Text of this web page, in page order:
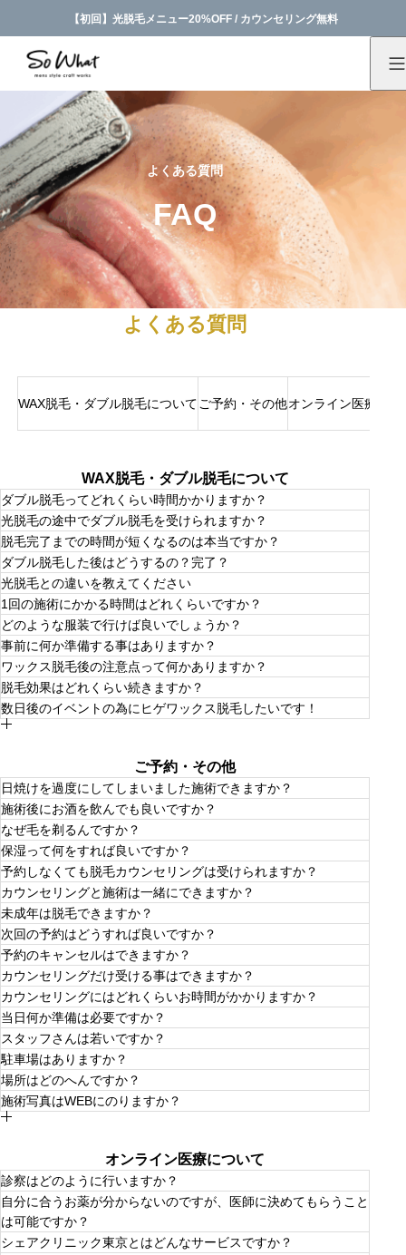
【初回】光脱毛メニュー20%OFF / カウンセリング無料
よくある質問
FAQ
よくある質問
WAX脱毛・ダブル脱毛について ご予約・その他オンライン医療につ
WAX脱毛・ダブル脱毛について
ダブル脱毛ってどれくらい時間かかりますか？
お客様の体格にもよりますが、ワックス脱毛の後、光脱毛
を行いますので、お時間は通常の施術の２倍はかかりま
す。髭で約60分、脚で120分ほどかかる場合がございま
す。
光脱毛の途中でダブル脱毛を受けられますか？
受けられますが、ある程度毛の長さを確保するので毛を伸
ばす時間がかかります。
脱毛完了までの時間が短くなるのは本当ですか？
永久脱毛ではないので完全には毛が生えてこなくなること
はありません。が、ある程度自己処理なしで継続して綺麗
な部分を保つことは可能です。
ダブル脱毛した後はどうするの？完了？
ダブル脱毛の後はSHRとIPL光脱毛を２週間おきに受けて
いただき体毛を減らしていきます。３ヶ月間は頑張って通
っていただいて効果を体感していただきたいです。
光脱毛との違いを教えてください
ワックスはすぐに効果（スッキリ感）が感じられます。多
少施術には一瞬の痛みがありますが肌もすべすべ、ツルツ
ルになります。フラッシュ脱毛は施術後に徐々に毛根が抜
けてくる感じなので、効果をすぐ感じたいお客様にはワッ
クスをオススメするかもしれません（個人的感想です）
1回の施術にかかる時間はどれくらいですか？
施術する部位にもよりますが、入店から約30分〜１時間程
度（カウンセリング含む）とお考えください。
広い部位、全身、上半身、下半身、VIOセットですと2時
間〜4時間ほどかかる場合がございます。お急ぎのお客様
は事前にお申し付けください。
どのような服装で行けば良いでしょうか？
どんな服装でも大丈夫です。脱いだり着たりしやすい服装
が良いのと、施術中は少し暑くなる場合がございますので
汗をかきにくい素材が良いかと思います。
事前に何か準備する事はありますか？
体毛が長ければ長いほどワックス脱毛は効果があり、しっ
かりとワックスが絡み抜きやすいですが、普段通りでも構
いません。シェービングはしないでそのままの状態でお越
しください。
ワックス脱毛後の注意点って何かありますか？
お肌が敏感になっているため熱い湯船や水泳・日焼け、激
しい運動、お肌に刺激を与えることはお控えください。
埋もれ毛防止は、週2回程スクラブ等で施術部分を軽く優
しくマッサージ＆保湿してください。ほぼ普段通り生活で
きます。
脱毛効果はどれくらい続きますか？
ワックスはヘアーの根元から脱毛するため、ヘアーの発育
一般的な毛周期のタイミングを考えると、1カ月おきに3回
連続で施術されますと、より効果が感じられると思いま
す。
数日後のイベントの為にヒゲワックス脱毛したいです！
は欲しいです。５〜７日くらいかかるでしょうか。あとワ
ックス脱毛後は施術部分が赤くなったりヒリヒリしたりす
る場合がありますので施術後、余裕をもって数日あけるの
が良いです。
ご予約・その他
日焼けを過度にしてしまいました施術できますか？
ヒリヒリ感が残っている状態で施術は控えさせていただい
ております。お肌のコンディションが良い日に改めてご予
約をいただく場合がございます。
施術後にお酒を飲んでも良いですか？
お肌の体温を上げる行為は基本NGとなっております。運
動で汗をかいたり、紫外線を浴びたりする行為はお控えく
ださい。
なぜ毛を剃るんですか？
毛が長いと火傷につながったり、脱毛効果が半減する場合
がございます。脱毛効果がしっかり出るためにはなるべく
綺麗にシェービングすることをオススメいたします。手が
届かない所はサロンでスタッフがお手伝いいたします。
保湿って何をすれば良いですか？
脱毛後はお肌が乾燥していることが多いです。お風呂上が
りには化粧水や乳液で潤いを与えてください。万が一お肌
に合わない場合は使用をお控えください。
予約しなくても脱毛カウンセリングは受けられますか？
当サロンはマンツーマンで施術しますのでご予約は必ず必
要となります。
カウンセリングと施術は一緒にできますか？
初めての方はカウンセリングやパッチテストが必要です。
経験のあるお客様は簡単なご説明あと可能です。
未成年は脱毛できますか？
親権同意書のご記入とカウンセリング後施術可能です。
次回の予約はどうすれば良いですか？
初回の施術後に次回のご予約を伺うか、LINEでその都度
ご予約となります。
予約のキャンセルはできますか？
事前にキャンセルのご連絡をいただければ可能です。
カウンセリングだけ受ける事はできますか？
もちろん大丈夫です。無料でカウンセリングを行なってお
ります。
カウンセリングにはどれくらいお時間がかかりますか？
初めてのカウンセリングには30分〜40分いただいており
ます。
当日何か準備は必要ですか？
特に必要なものはございません。施術場所のチェックをす
る場合がございますので脱ぎ着しやすい服でお願いしま
す。
スタッフさんは若いですか？
スタッフの年齢は40代前半です。
駐車場はありますか？
サロン専用駐車場がございます。
場所はどのへんですか？
北谷店はアメリカンビレッジより宮城海岸方面へ車で5分
うるま店は石川の東山、ホームセンタータバタから1分で
https://share.google/GFzFL7vG04po8LuJL
施術写真はWEBにのりますか？
オンライン医療について
診察はどのように行いますか？
＜LINEでのご予約が完了したら＞
外来の場合は予約申し込み後ご希望日のご希望時間にお電
話で約15分くらいの診療を行います。症状によってはテレ
自分に合うお薬が分からないのですが、医師に決めてもらうこと
は可能ですか？
シェアクリニック東京とはどんなサービスですか？